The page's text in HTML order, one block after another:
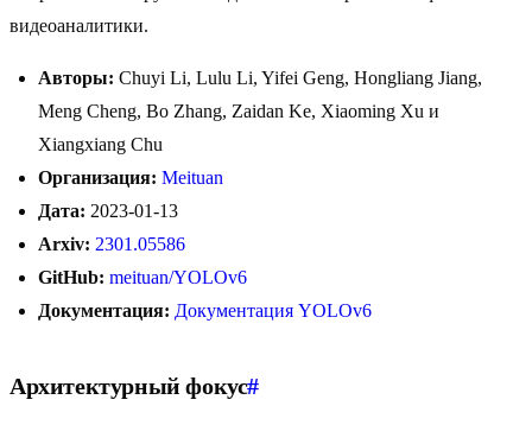
видеоаналитики.
Авторы: Chuyi Li, Lulu Li, Yifei Geng, Hongliang Jiang,
Meng Cheng, Bo Zhang, Zaidan Ke, Xiaoming Xu и
Xiangxiang Chu
Организация: Meituan
Дата: 2023-01-13
Arxiv: 2301.05586
GitHub: meituan/YOLOv6
Документация: Документация YOLOv6
Архитектурный фокус#